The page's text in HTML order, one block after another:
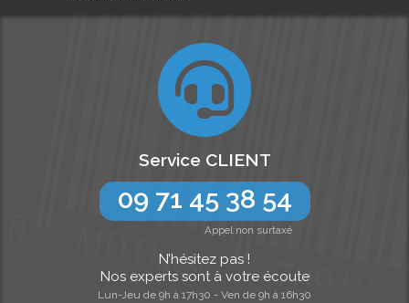
Service CLIENT
09 71 45 38 54
Appel non surtaxé
N’hésitez pas !
Nos experts sont à votre écoute
Lun-Jeu de 9h à 17h30 - Ven de 9h à 16h30